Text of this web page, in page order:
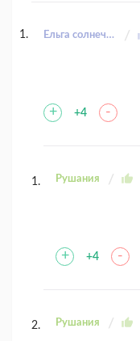
Ёльга солнечный заяц
+ +4 -
Рушания
+ +4 -
Рушания